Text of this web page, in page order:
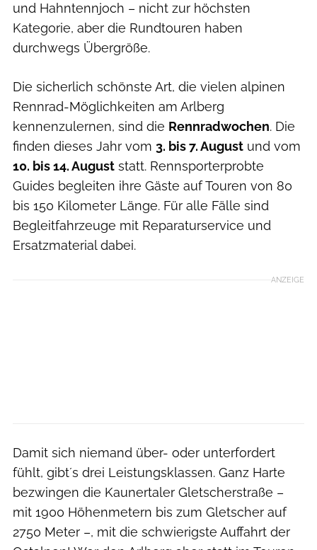
und Hahntennjoch – nicht zur höchsten
Kategorie, aber die Rundtouren haben
durchwegs Übergröße.
Die sicherlich schönste Art, die vielen alpinen
Rennrad-Möglichkeiten am Arlberg
kennenzulernen, sind die Rennradwochen. Die
finden dieses Jahr vom 3. bis 7. August und vom
10. bis 14. August statt. Rennsport­erprobte
Guides begleiten ihre Gäste auf Touren von 80
bis 150 Kilometer Länge. Für alle Fälle sind
Begleitfahrzeuge mit Reparaturservice und
Ersatzmaterial dabei.
ANZEIGE
Damit sich niemand über- oder unterfordert
fühlt, gibt´s drei Leistungsklassen. Ganz Harte
bezwingen die Kaunertaler Gletscherstraße –
mit 1900 Höhenmetern bis zum Gletscher auf
2750 Meter –, mit die schwierigste Auffahrt der